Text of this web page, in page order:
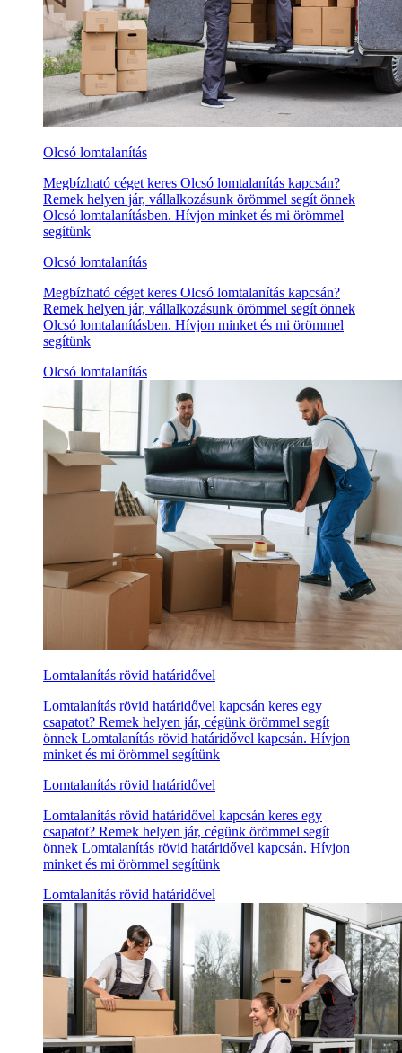
Olcsó lomtalanítás
Megbízható céget keres Olcsó lomtalanítás kapcsán?
Remek helyen jár, vállalkozásunk örömmel segít önnek
Olcsó lomtalanításben. Hívjon minket és mi örömmel
segítünk
Olcsó lomtalanítás
Megbízható céget keres Olcsó lomtalanítás kapcsán?
Remek helyen jár, vállalkozásunk örömmel segít önnek
Olcsó lomtalanításben. Hívjon minket és mi örömmel
segítünk
Olcsó lomtalanítás
Lomtalanítás rövid határidővel
Lomtalanítás rövid határidővel kapcsán keres egy
csapatot? Remek helyen jár, cégünk örömmel segít
önnek Lomtalanítás rövid határidővel kapcsán. Hívjon
minket és mi örömmel segítünk
Lomtalanítás rövid határidővel
Lomtalanítás rövid határidővel kapcsán keres egy
csapatot? Remek helyen jár, cégünk örömmel segít
önnek Lomtalanítás rövid határidővel kapcsán. Hívjon
minket és mi örömmel segítünk
Lomtalanítás rövid határidővel